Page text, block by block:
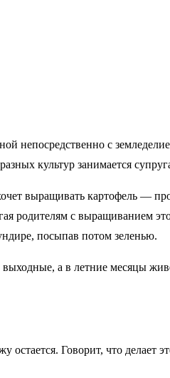
непосредственно с
культур занимается
выращивать картофель —
родителям с выращиванием
посыпав потом зеленью.
а в летние месяцы
остается. Говорит, что делает